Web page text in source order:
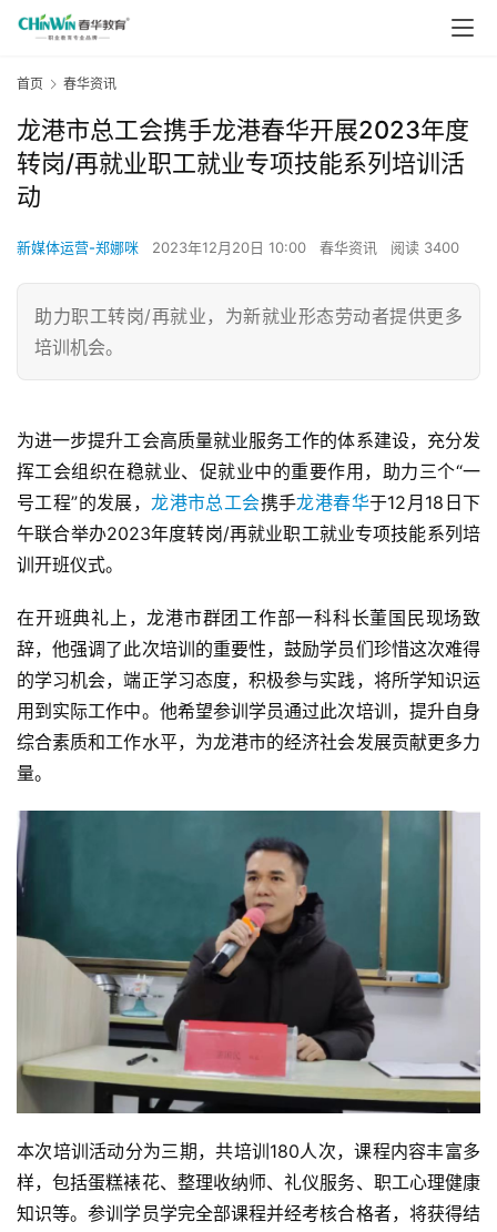
首页 春华资讯
龙港市总工会携手龙港春华开展2023年度
转岗/再就业职工就业专项技能系列培训活
动
新媒体运营-郑娜咪 2023年12月20日 10:00 春华资讯 阅读 3400
助力职工转岗/再就业，为新就业形态劳动者提供更多
培训机会。
为进一步提升工会高质量就业服务工作的体系建设，充分发
挥工会组织在稳就业、促就业中的重要作用，助力三个“一
号工程”的发展，龙港市总工会携手龙港春华于12月18日下
午联合举办2023年度转岗/再就业职工就业专项技能系列培
训开班仪式。
在开班典礼上，龙港市群团工作部一科科长董国民现场致
辞，他强调了此次培训的重要性，鼓励学员们珍惜这次难得
的学习机会，端正学习态度，积极参与实践，将所学知识运
用到实际工作中。他希望参训学员通过此次培训，提升自身
综合素质和工作水平，为龙港市的经济社会发展贡献更多力
量。
本次培训活动分为三期，共培训180人次，课程内容丰富多
样，包括蛋糕裱花、整理收纳师、礼仪服务、职工心理健康
知识等。参训学员学完全部课程并经考核合格者，将获得结